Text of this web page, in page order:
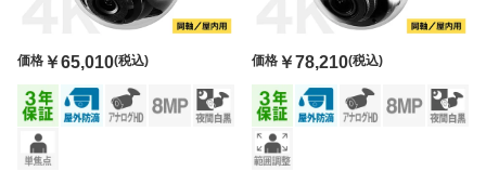
価格 ￥65,010(税込) 価格￥78,210(税込)